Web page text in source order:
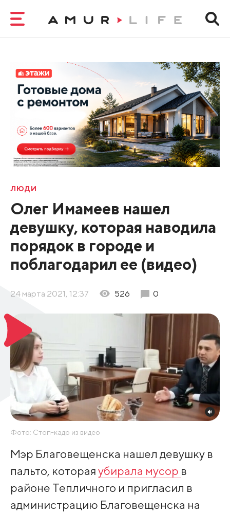
ЛЮДИ
Олег Имамеев нашел
девушку, которая наводила
порядок в городе и
поблагодарил ее (видео)
24 марта 2021, 12:37 526 0
Фото: Стоп-кадр из видео
Мэр Благовещенска нашел девушку в
пальто, котораяубирала мусор в
районе Тепличного и пригласил в
администрацию Благовещенска на